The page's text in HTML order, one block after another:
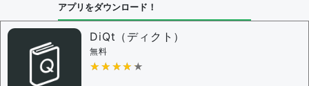
問題の編集権限を持つユーザー -すべてのユーザー
審査に対する投票権限を持つユーザー -
決定に必要な投票数 -
編集ガイドライン
アプリをダウンロード！
DiQt（ディクト）
無料
★★★★★
★★★★★